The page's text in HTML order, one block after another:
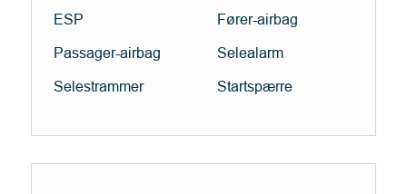
ESP Fører-airbag
Passager-airbag Selealarm
Selestrammer Startspærre